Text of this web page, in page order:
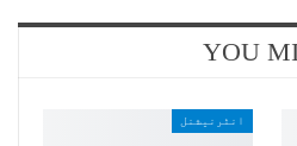
YOU
انٹرنیشنل